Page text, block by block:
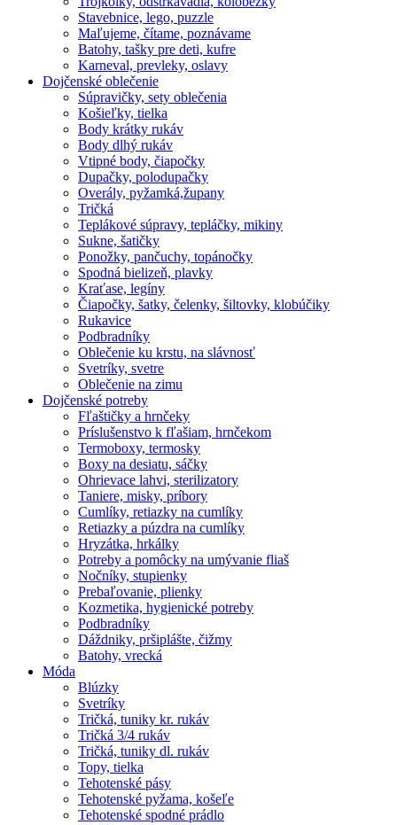
Stavebnice, lego, puzzle
Maľujeme, čítame, poznávame
Batohy, tašky pre deti, kufre
Karneval, prevleky, oslavy
Dojčenské oblečenie
Súpravičky, sety oblečenia
Košieľky, tielka
Body krátky rukáv
Body dlhý rukáv
Vtipné body, čiapočky
Dupačky, polodupačky
Overály, pyžamká,župany
Tričká
Teplákové súpravy, tepláčky, mikiny
Sukne, šatičky
Ponožky, pančuchy, topánočky
Spodná bielizeň, plavky
Kraťase, legíny
Čiapočky, šatky, čelenky, šiltovky, klobúčiky
Rukavice
Podbradníky
Oblečenie ku krstu, na slávnosť
Svetríky, svetre
Oblečenie na zimu
Dojčenské potreby
Fľaštičky a hrnčeky
Príslušenstvo k fľašiam, hrnčekom
Termoboxy, termosky
Boxy na desiatu, sáčky
Ohrievace lahvi, sterilizatory
Taniere, misky, príbory
Cumlíky, retiazky na cumlíky
Retiazky a púzdra na cumlíky
Hryzátka, hrkálky
Potreby a pomôcky na umývanie fliaš
Nočníky, stupienky
Prebaľovanie, plienky
Kozmetika, hygienické potreby
Podbradníky
Dáždniky, pršiplášte, čižmy
Batohy, vrecká
Móda
Blúzky
Svetríky
Tričká, tuniky kr. rukáv
Tričká 3/4 rukáv
Tričká, tuniky dl. rukáv
Topy, tielka
Tehotenské pásy
Tehotenské pyžama, košeľe
Tehotenské spodné prádlo